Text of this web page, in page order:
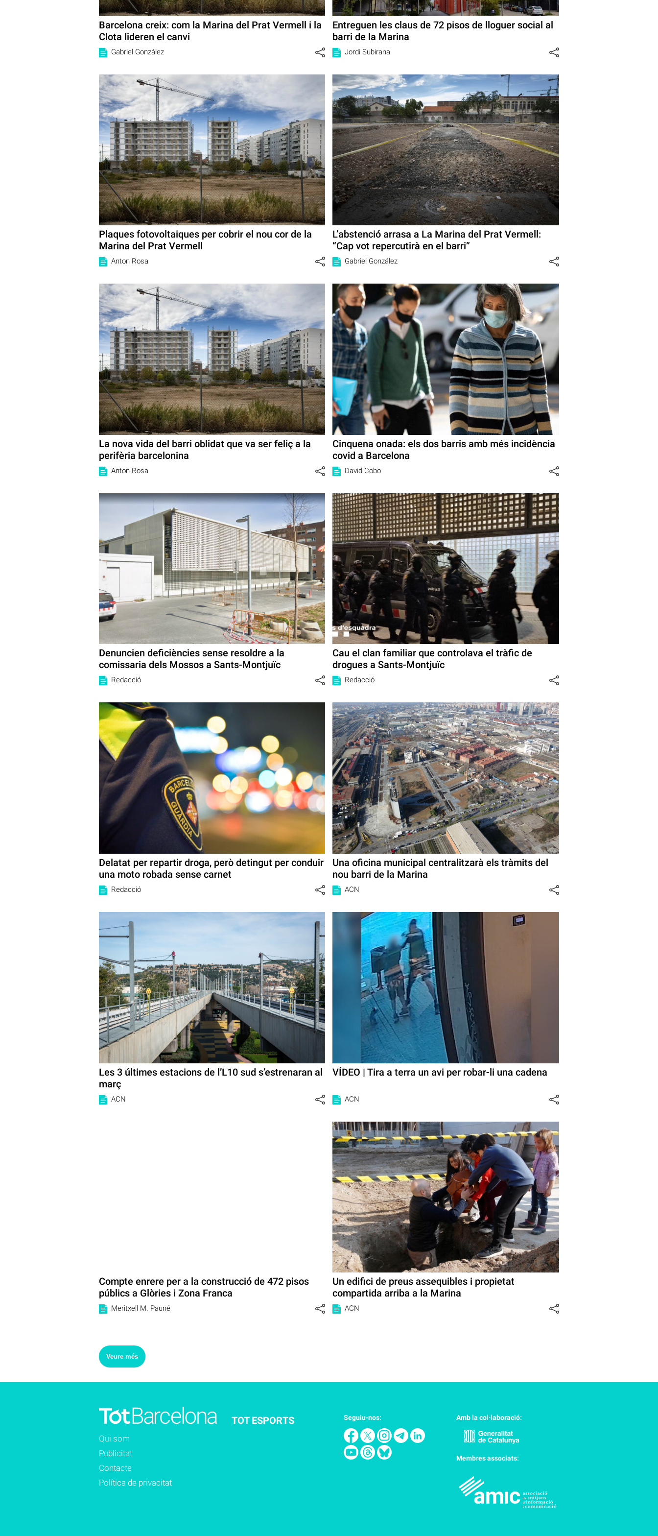
Barcelona creix: com la Marina del Prat Vermell i la
Clota lideren el canvi
Gabriel González
Entreguen les claus de 72 pisos de lloguer social al
barri de la Marina
Jordi Subirana
Plaques fotovoltaiques per cobrir el nou cor de la
Marina del Prat Vermell
Anton Rosa
L’abstenció arrasa a La Marina del Prat Vermell:
“Cap vot repercutirà en el barri”
Gabriel González
La nova vida del barri oblidat que va ser feliç a la
perifèria barcelonina
Anton Rosa
Cinquena onada: els dos barris amb més incidència
covid a Barcelona
David Cobo
Denuncien deficiències sense resoldre a la
comissaria dels Mossos a Sants-Montjuïc
Redacció
Cau el clan familiar que controlava el tràfic de
drogues a Sants-Montjuïc
Redacció
Delatat per repartir droga, però detingut per conduir
una moto robada sense carnet
Redacció
Una oficina municipal centralitzarà els tràmits del
nou barri de la Marina
ACN
Les 3 últimes estacions de l’L10 sud s’estrenaran al
març
ACN
VÍDEO | Tira a terra un avi per robar-li una cadena
ACN
Compte enrere per a la construcció de 472 pisos
públics a Glòries i Zona Franca
Meritxell M. Pauné
Un edifici de preus assequibles i propietat
compartida arriba a la Marina
ACN
Veure més
Qui som
Publicitat
Contacte
Política de privacitat
TOT ESPORTS Seguiu-nos: Amb la col·laboració:
Membres associats: